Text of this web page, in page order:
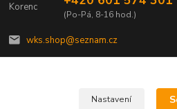
(Po-Pá, 8-16 hod.)
wks.shop@seznam.cz
Nastavení